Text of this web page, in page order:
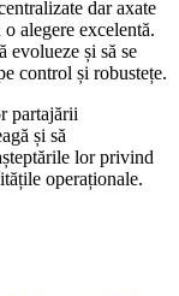
dar axate
o alegere excelentă.
evolueze și să se
control și robustețe.
partajării
și să
lor privind
operaționale.